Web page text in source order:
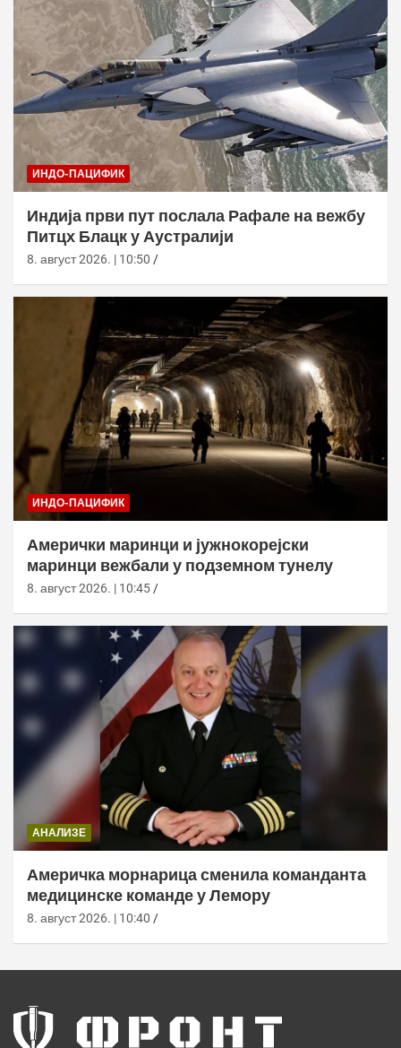
ИНДО-ПАЦИФИК
Индија први пут послала Рафале на вежбу
Питцх Блацк у Аустралији
8. август 2026. | 10:50
ИНДО-ПАЦИФИК
Амерички маринци и јужнокорејски
маринци вежбали у подземном тунелу
8. август 2026. | 10:45
АНАЛИЗЕ
Америчка морнарица сменила команданта
медицинске команде у Лемору
8. август 2026. | 10:40